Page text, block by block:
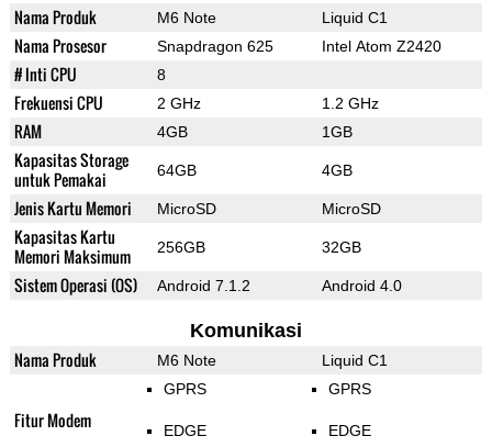
Nama Produk M6 Note Liquid C1
Nama Prosesor Snapdragon 625 Intel Atom Z2420
# Inti CPU 8
Frekuensi CPU 2 GHz 1.2 GHz
RAM 4GB 1GB
Kapasitas Storage
untuk Pemakai
64GB 4GB
Jenis Kartu Memori MicroSD MicroSD
Kapasitas Kartu
Memori Maksimum
256GB 32GB
Sistem Operasi (OS) Android 7.1.2 Android 4.0
Komunikasi
Nama Produk M6 Note Liquid C1
Fitur Modem
GPRS
EDGE
GPRS
EDGE